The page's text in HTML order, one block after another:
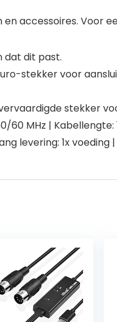
accessoires. Voor
dat dit past.
stekker voor
stekker
60 MHz |
levering: 1x